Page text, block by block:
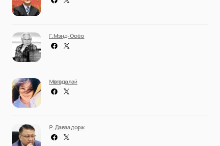
Г. Мэнд-Ооёо
Мөнгөндалай
Р. Даваадорж